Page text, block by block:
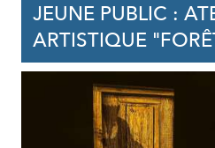
JEUNE PUBLIC :
ARTISTIQUE